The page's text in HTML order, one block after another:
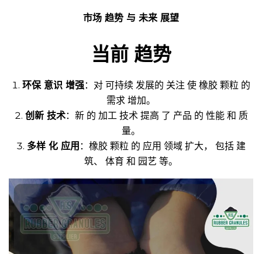
市场 趋势 与 未来 展望
当前 趋势
环保 意识 增强：对 可持续 发展的 关注 使 橡胶 颗粒 的
需求 增加。
创新 技术：新 的 加工 技术 提高 了 产品 的 性能 和 质
量。
多样 化 应用 ：橡胶 颗粒 的 应用 领域 扩大， 包括 建
筑、 体育 和 园艺 等。